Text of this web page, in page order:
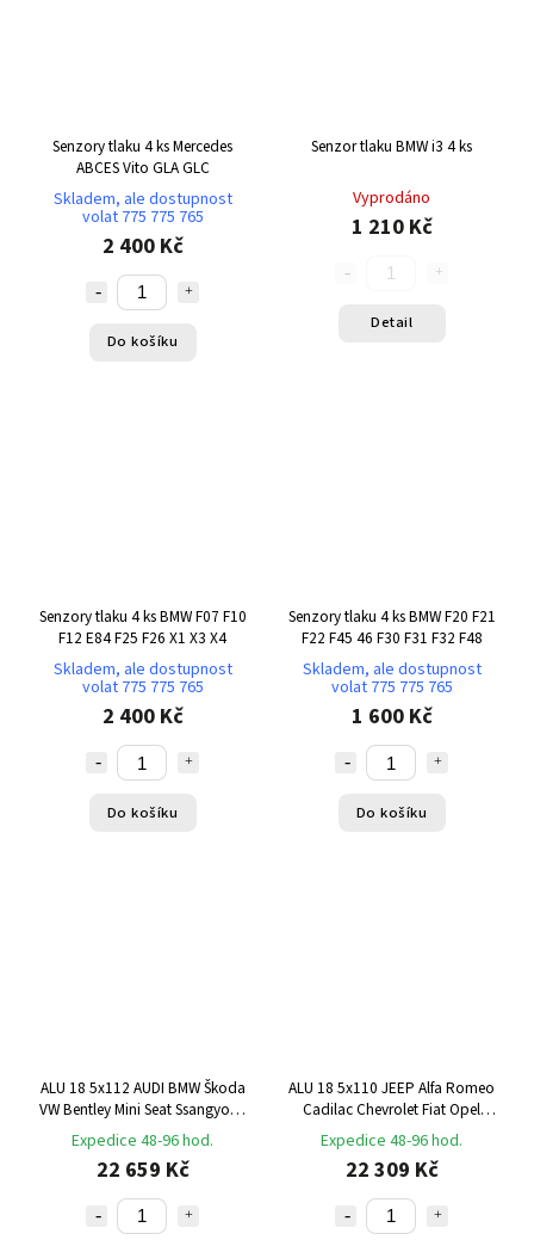
Senzory tlaku 4 ks Mercedes
ABCES Vito GLA GLC
Skladem, ale dostupnost
volat 775 775 765
2 400 Kč
Do košíku
Senzor tlaku BMW i3 4 ks
Vyprodáno
1 210 Kč
Detail
Senzory tlaku 4 ks BMW F07 F10
F12 E84 F25 F26 X1 X3 X4
Skladem, ale dostupnost
volat 775 775 765
2 400 Kč
Do košíku
Senzory tlaku 4 ks BMW F20 F21
F22 F45 46 F30 F31 F32 F48
Skladem, ale dostupnost
volat 775 775 765
1 600 Kč
Do košíku
ALU 18 5x112 AUDI BMW Škoda
VW Bentley Mini Seat Ssangyong
4 ks
Expedice 48-96 hod.
22 659 Kč
ALU 18 5x110 JEEP Alfa Romeo
Cadilac Chevrolet Fiat Opel
Saab 4 ks
Expedice 48-96 hod.
22 309 Kč